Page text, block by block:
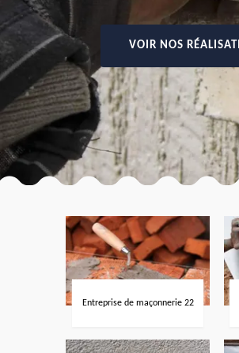
VOIR NOS
Entreprise de maçonnerie 22